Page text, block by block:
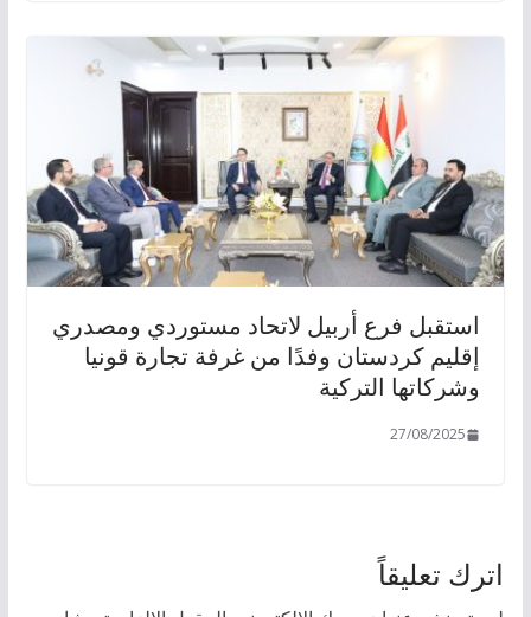
استقبل فرع أربيل لاتحاد مستوردي ومصدري
إقليم كردستان وفدًا من غرفة تجارة قونيا
وشركاتها التركية
27/08/2025
اترك تعليقاً